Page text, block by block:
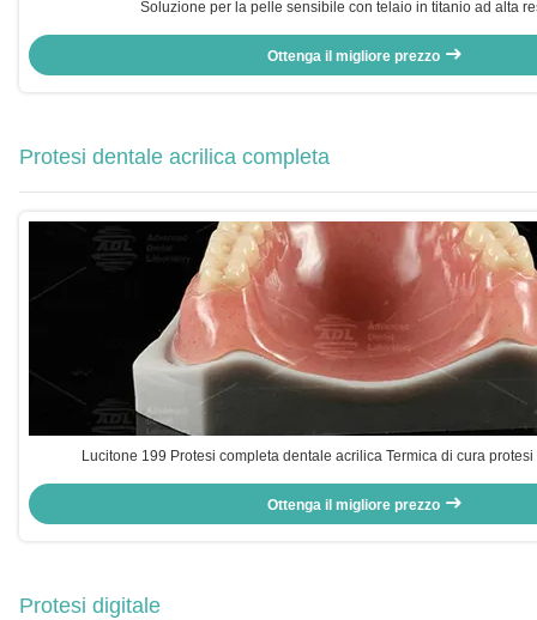
Soluzione per la pelle sensibile con telaio in titanio ad alta
Ottenga il migliore prezzo
Protesi dentale acrilica completa
Lucitone 199 Protesi completa dentale acrilica Termica di cura
Ottenga il migliore prezzo
Protesi digitale